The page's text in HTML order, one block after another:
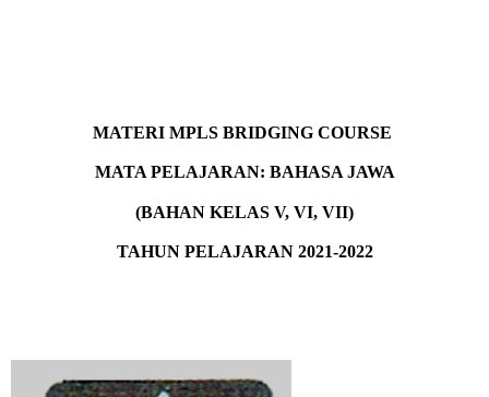
MATERI MPLS BRIDGING COURSE
MATA PELAJARAN: BAHASA JAWA
(BAHAN KELAS V, VI, VII)
TAHUN PELAJARAN 2021-2022